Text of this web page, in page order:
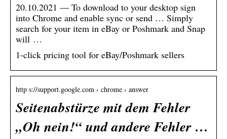
20.10.2021 — To download to your desktop sign
into Chrome and enable sync or send … Simply
search for your item in eBay or Poshmark and Snap
will …
1-click pricing tool for eBay/Poshmark sellers
http s://support.google.com › chrome › answer
Seitenabstürze mit dem Fehler
„Oh nein!“ und andere Fehler …